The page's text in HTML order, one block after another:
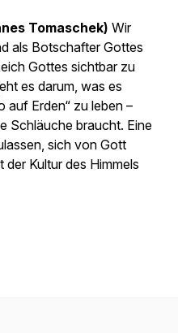
Tomaschek) Wir
als Botschafter Gottes
Gottes sichtbar zu
es darum, was es
auf Erden“ zu leben –
Schläuche braucht. Eine
sich von Gott
Kultur des Himmels